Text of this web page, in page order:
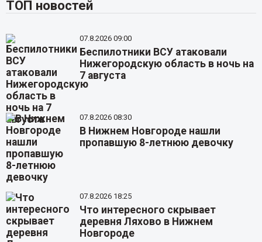
ТОП новостей
07.8.2026 09:00
Беспилотники ВСУ атаковали
Нижегородскую область в ночь на
7 августа
07.8.2026 08:30
В Нижнем Новгороде нашли
пропавшую 8-летнюю девочку
07.8.2026 18:25
Что интересного скрывает
деревня Ляхово в Нижнем
Новгороде